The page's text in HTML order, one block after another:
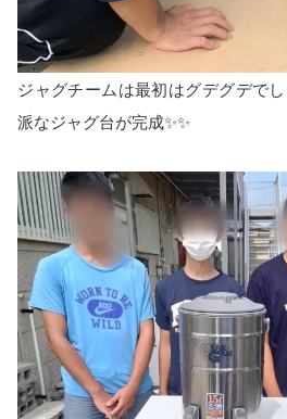
ジャグチームは最初はグデグデで
派なジャグ台が完成✨✨